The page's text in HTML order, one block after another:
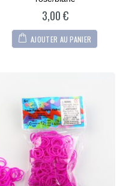
3,00€
AJOUTER AU PANIER